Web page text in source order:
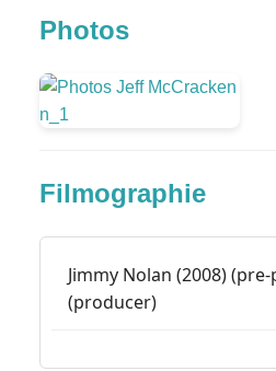
Photos
Filmographie
Jimmy Nolan (2008)
(producer)